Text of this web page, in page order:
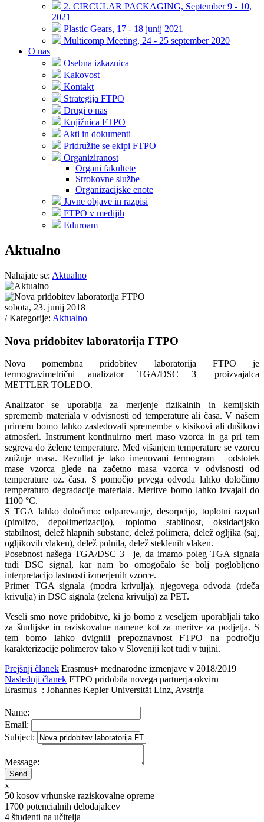
2. CIRCULAR PACKAGING, September 9 - 10,
2021
Plastic Gears, 17 - 18 junij 2021
Multicomp Meeting, 24 - 25 september 2020
O nas
Osebna izkaznica
Kakovost
Kontakt
Strategija FTPO
Drugi o nas
Knjižnica FTPO
Akti in dokumenti
Pridružite se ekipi FTPO
Organiziranost
Organi fakultete
Strokovne službe
Organizacijske enote
Javne objave in razpisi
FTPO v medijih
Eduroam
Aktualno
Nahajate se: Aktualno
sobota, 23. junij 2018
/ Kategorije: Aktualno
Nova pridobitev laboratorija FTPO
Nova pomembna pridobitev laboratorija FTPO je
termogravimetrični analizator TGA/DSC 3+ proizvajalca
METTLER TOLEDO.
Analizator se uporablja za merjenje fizikalnih in kemijskih
sprememb materiala v odvisnosti od temperature ali časa. V našem
primeru bomo lahko zasledovali spremembe v kisikovi ali dušikovi
atmosferi. Instrument kontinuirno meri maso vzorca in ga pri tem
segreva do želene temperature. Med višanjem temperature se vzorcu
znižuje masa. Rezultat je tako imenovani termogram – odstotek
mase vzorca glede na začetno masa vzorca v odvisnosti od
temperature oz. časa. S pomočjo prvega odvoda lahko določimo
temperaturo degradacije materiala. Meritve bomo lahko izvajali do
1100 °C.
S TGA lahko določimo: odparevanje, desorpcijo, toplotni razpad
(pirolizo, depolimerizacijo), toplotno stabilnost, oksidacijsko
stabilnost, delež hlapnih substanc, delež polimera, delež ogljika (saj,
ogljikovih vlaken), delež polnila, delež steklenih vlaken.
Posebnost našega TGA/DSC 3+ je, da imamo poleg TGA signala
tudi DSC signal, kar nam bo omogočalo še bolj poglobljeno
interpretacijo lastnosti izmerjenih vzorce.
Primer TGA signala (modra krivulja), njegovega odvoda (rdeča
krivulja) in DSC signala (zelena krivulja) za PET.
Veseli smo nove pridobitve, ki jo bomo z veseljem uporabljali tako
za študijske in raziskovalne namene kot za meritve za podjetja. S
tem bomo lahko dvignili prepoznavnost FTPO na področju
karakterizacije polimerov tako v Sloveniji kot tudi v tujini.
Prejšnji članek Erasmus+ mednarodne izmenjave v 2018/2019
Naslednji članek FTPO pridobila novega partnerja okviru
Erasmus+: Johannes Kepler Universität Linz, Avstrija
Name:
Email:
Subject:
Message:
x
50 kosov vrhunske raziskovalne opreme
1700 potencialnih delodajalcev
4 študenti na učitelja